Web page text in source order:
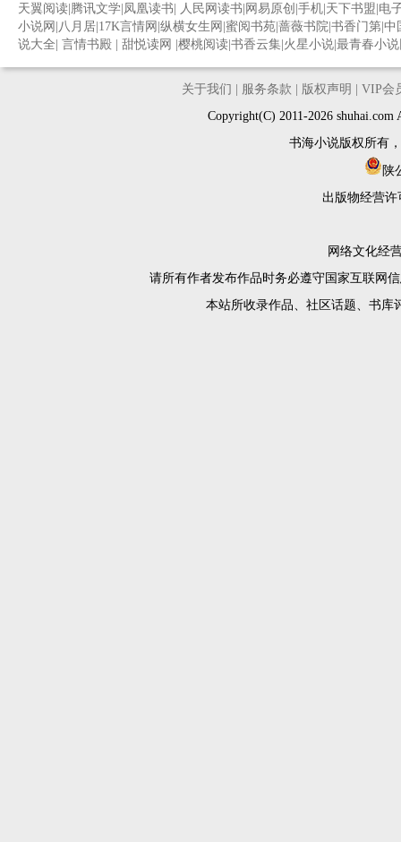
天翼阅读 腾讯文学 凤凰读书 人民网读书 网易原创 手机 天下书盟 电
小说网 八月居 17K言情网 纵横女生网 蜜阅书苑 蔷薇书院 书香门第 中
说大全 言情书殿 甜悦读网 樱桃阅读 书香云集 火星小说 最青春小
关于我们 服务条款 版权声明
VIP会
Copyright(C) 2011-2026
书海小说版权所有
陕
出版物经营许
网络文化经
请所有作者发布作品时务必遵守国家互联网
本站所收录作品、社区话题、书库